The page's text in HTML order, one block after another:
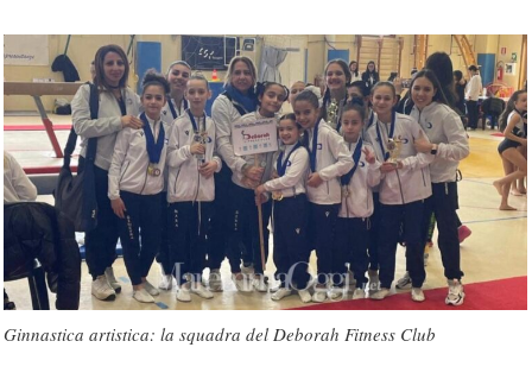
Ginnastica artistica: la squadra del Deborah Fitness Club